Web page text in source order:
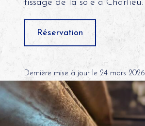
tissage de la soie à Charlieu.
Réservation
Dernière mise à jour le 24 mars 2026